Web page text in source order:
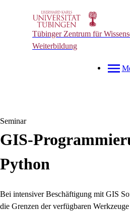
Tübinger Zentrum für
Weiterbildung
Seminar
GIS-
Python
Bei intensiver Beschäftigung mit GIS
die Grenzen der verfügbaren